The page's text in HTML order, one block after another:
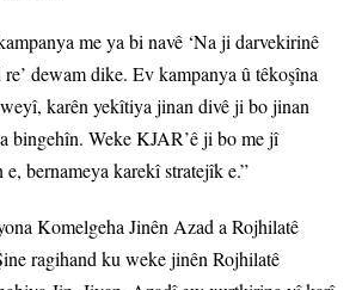
me ya bi navê ‘Na ji darvekirinê
dewam dike. Ev kampanya û têkoşîna
karên yekîtiya jinan divê ji bo jinan
bingehîn. Weke KJAR’ê ji bo me jî
bernameya karekî stratejîk e.”
Komelgeha Jinên Azad a Rojhilatê
ragihand ku weke jinên Rojhilatê